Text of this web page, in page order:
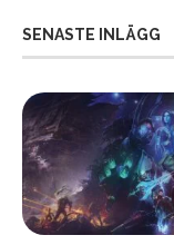
SENASTE INLÄGG